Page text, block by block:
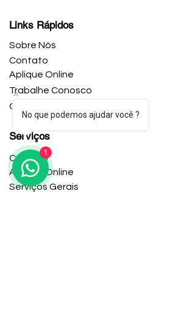
Links Rápidos
Sobre Nós
Contato
Aplique Online
Trabalhe Conosco
Central de Ajuda
Serviços
Contato
Aplique Online
Serviços Gerais
No que podemos ajudar você ?
1